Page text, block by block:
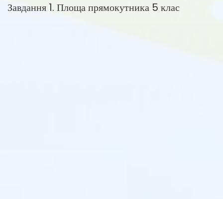
Завдання 1. Площа прямокутника 5 клас